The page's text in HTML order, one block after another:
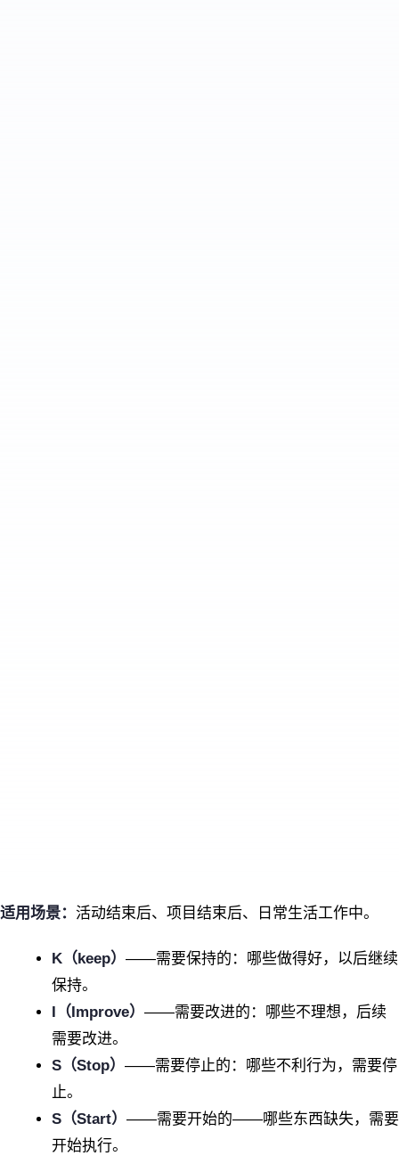
适用场景： 活动结束后、项目结束后、日常生活工作中。
K（keep） ——需要保持的：哪些做得好，以后继续
保持。
I（Improve） ——需要改进的：哪些不理想，后续
需要改进。
S（Stop） ——需要停止的：哪些不利行为，需要停
止。
S（Start） ——需要开始的——哪些东西缺失，需要
开始执行。